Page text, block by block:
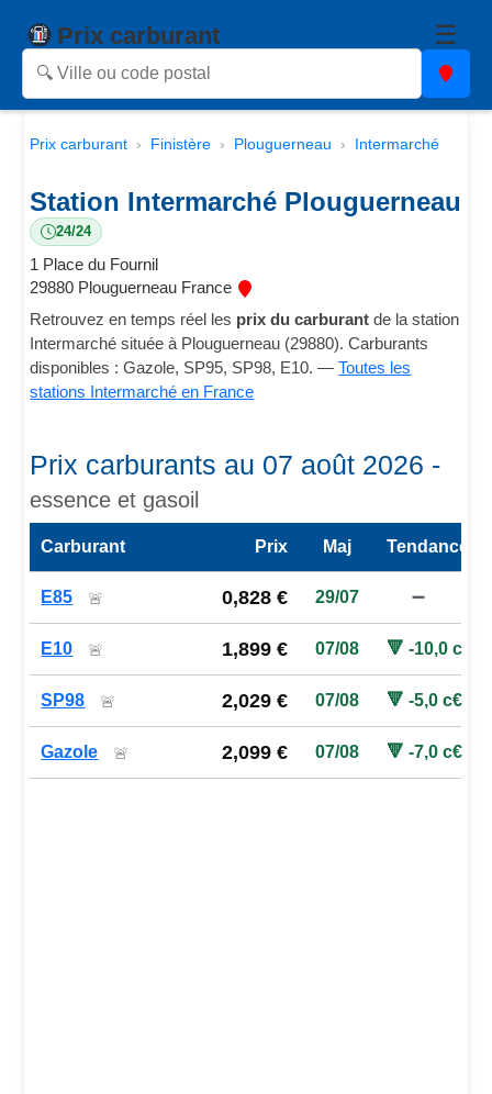
Prix carburant ☰
Prix carburant Finistère Plouguerneau Intermarché
Station Intermarché Plouguerneau
24/24
1 Place du Fournil
29880 Plouguerneau France
Retrouvez en temps réel les prix du carburant de la station
Intermarché située à Plouguerneau (29880). Carburants
disponibles : Gazole, SP95, SP98, E10. —Toutes les
stations Intermarché en France
Prix carburants au 07 août 2026 -
essence et gasoil
Carburant Prix Maj Tendance
E85 🚨 0,828 € 29/07 ➖
E10 🚨 1,899 € 07/08 🔻 -10,0 c€
SP98 🚨 2,029 € 07/08 🔻 -5,0 c€
Gazole 🚨 2,099 € 07/08 🔻 -7,0 c€